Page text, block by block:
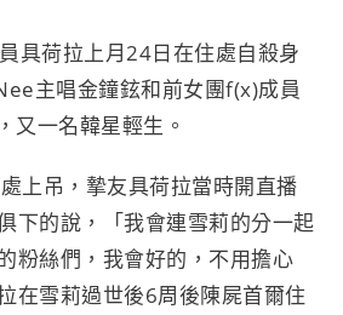
y
L
i
n
t
具荷拉上月24日在住處自殺身
主唱金鐘鉉和前女團f(x)成員
又一名韓星輕生。
上吊，摯友具荷拉當時開直播
下的說，「我會連雪莉的分一起
粉絲們， 我會好的，不用擔心
在雪莉過世後6周後陳屍首爾住